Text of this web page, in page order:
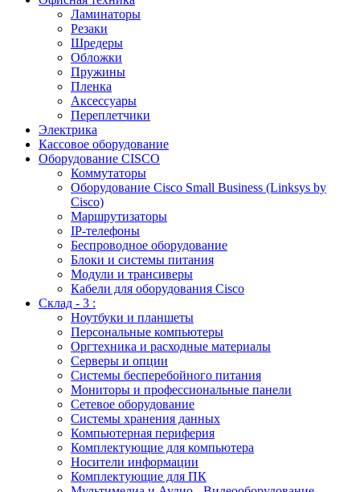
Ламинаторы
Резаки
Шредеры
Обложки
Пружины
Пленка
Аксессуары
Переплетчики
Электрика
Кассовое оборудование
Оборудование CISCO
Коммутаторы
Оборудование Cisco Small Business (Linksys by
Cisco)
Маршрутизаторы
IP-телефоны
Беспроводное оборудование
Блоки и системы питания
Модули и трансиверы
Кабели для оборудования Cisco
Склад - 3 :
Ноутбуки и планшеты
Персональные компьютеры
Оргтехника и расходные материалы
Серверы и опции
Системы бесперебойного питания
Мониторы и профессиональные панели
Сетевое оборудование
Системы хранения данных
Компьютерная периферия
Комплектующие для компьютера
Носители информации
Комплектующие для ПК